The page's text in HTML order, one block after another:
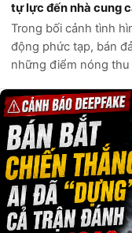
tự lực đến nhà cung
Trong bối cảnh tình
động phức tạp, bán
những điểm nóng
các mối đe dọa t...